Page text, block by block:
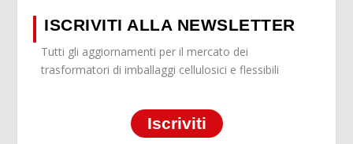
ISCRIVITI ALLA NEWSLETTER
Tutti gli aggiornamenti per il mercato dei
trasformatori di imballaggi cellulosici e flessibili
Iscriviti